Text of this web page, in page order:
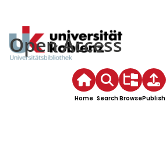
Open Access
Home SearchBrowsePublish